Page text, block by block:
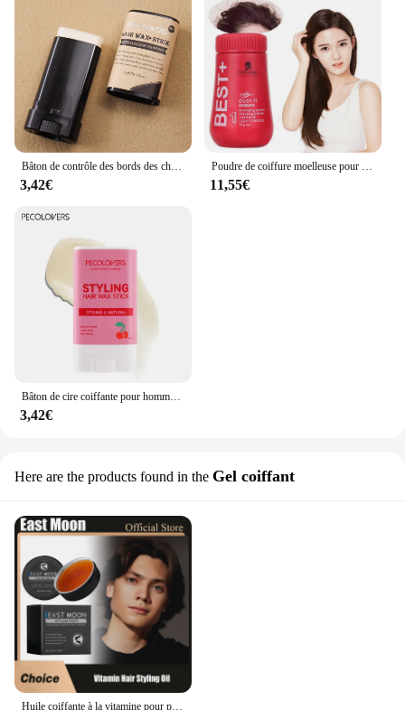
Bâton de contrôle des bords des cheveux pour femmes, crème de gel de torsion, pommade ondulée, partenaires capillaires, artefact de cheveux cassés, avertissement
3,42€
Poudre de coiffure moelleuse pour augmenter le volume des cheveux, partenaires de frisottis, modèle durable, réétiquettes, contrôle de l'huile, 5 pièces
11,55€
Bâton de cire coiffante pour hommes et femmes, artefact pour cheveux cassés, gel d'avertissement pour cheveux, crème coiffante, partenaires pour cheveux frisés, moelleux
3,42€
Here are the products found in the Gel coiffant
Huile coiffante à la vitamine pour prévenir le séchage, non-canadien, longue durée, réduisant les frisottis, améliore l'adoucissement, partenaires moelleux, château saillant